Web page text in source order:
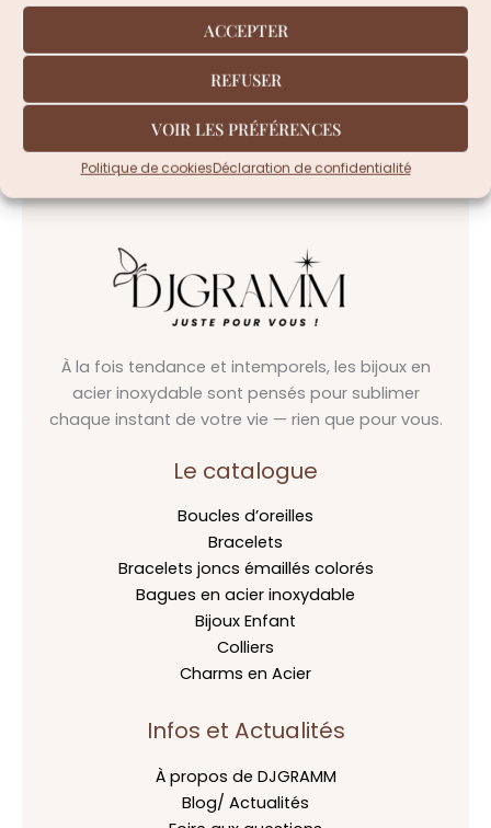
ACCEPTER
REFUSER
VOIR LES PRÉFÉRENCES
Politique de cookiesDéclaration de confidentialité
informations que j’ai envoyées afin de
m'inscrire à la Newsletter.
JE M'ABONNE
À la fois tendance et intemporels, les bijoux en
acier inoxydable sont pensés pour sublimer
chaque instant de votre vie — rien que pour vous.
Le catalogue
Boucles d’oreilles
Bracelets
Bracelets joncs émaillés colorés
Bagues en acier inoxydable
Bijoux Enfant
Colliers
Charms en Acier
Infos et Actualités
À propos de DJGRAMM
Blog/ Actualités